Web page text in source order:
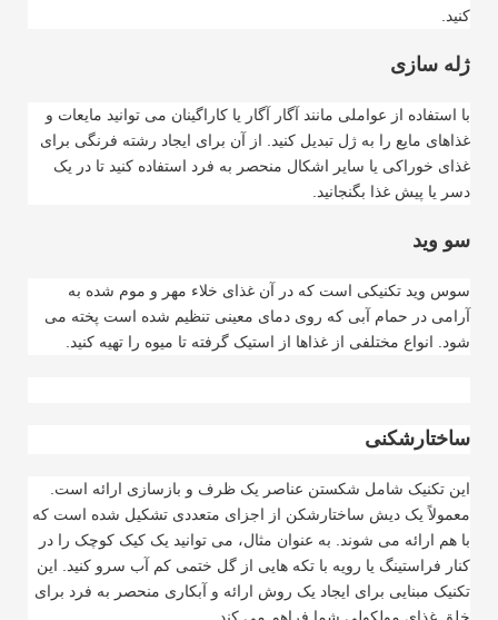
کنید
ژله سازی
با استفاده از عواملی مانند آگار آگار یا کاراگینان می توانید مایعات و
غذاهای مایع را به ژل تبدیل کنید. از آن برای ایجاد رشته فرنگی برای
غذای خوراکی یا سایر اشکال منحصر به فرد استفاده کنید تا در یک
دسر یا پیش غذا بگنجانید
سو وید
سوس وید تکنیکی است که در آن غذای خلاء مهر و موم شده به
آرامی در حمام آبی که روی دمای معینی تنظیم شده است پخته می
شود. انواع مختلفی از غذاها از استیک گرفته تا میوه را تهیه کنید
ساختارشکنی
این تکنیک شامل شکستن عناصر یک ظرف و بازسازی ارائه است.
معمولاً یک دیش ساختارشکن از اجزای متعددی تشکیل شده است که
با هم ارائه می شوند. به عنوان مثال، می توانید یک کیک کوچک را در
کنار فراستینگ یا رویه با تکه هایی از گل ختمی کم آب سرو کنید. این
تکنیک مبنایی برای ایجاد یک روش ارائه و آبکاری منحصر به فرد برای